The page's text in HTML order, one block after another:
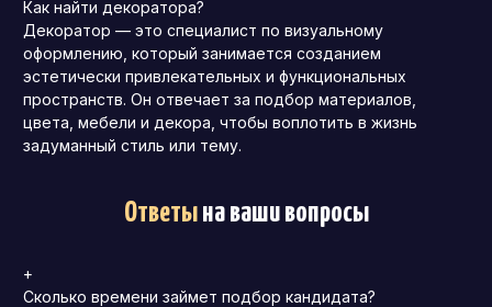
Как найти декоратора?
Декоратор — это специалист по визуальному
оформлению, который занимается созданием
эстетически привлекательных и функциональных
пространств. Он отвечает за подбор материалов,
цвета, мебели и декора, чтобы воплотить в жизнь
задуманный стиль или тему.
Ответына ваши вопросы
+
Сколько времени займет подбор кандидата?